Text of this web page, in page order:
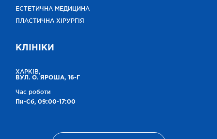
ЕСТЕТИЧНА МЕДИЦИНА
ПЛАСТИЧНА ХІРУРГІЯ
КЛІНІКИ
ХАРКІВ,
ВУЛ. О. ЯРОША, 16-Г
Час роботи
Пн-Сб, 09:00-17:00